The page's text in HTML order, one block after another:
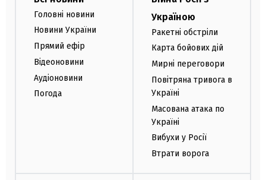
Головні новини
Новини України
Прямий ефір
Відеоновини
Аудіоновини
Погода
Україною
Ракетні обстріли
Карта бойових дій
Мирні переговори
Повітряна тривога в
Україні
Масована атака по
Україні
Вибухи у Росії
Втрати ворога